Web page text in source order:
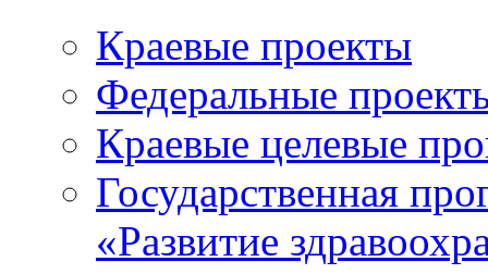
Краевые проекты
Федеральные
Краевые целевые
Государственная
«Развитие